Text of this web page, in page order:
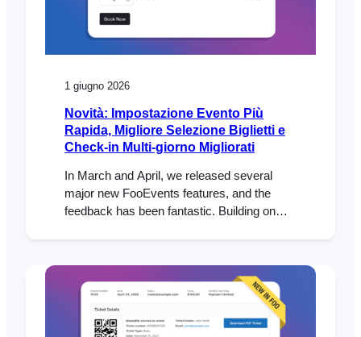
1 giugno 2026
Novità: Impostazione Evento Più
Rapida, Migliore Selezione Biglietti e
Check-in Multi-giorno Migliorati
In March and April, we released several
major new FooEvents features, and the
feedback has been fantastic. Building on
FooEvents customers have been asking for.
New Table Variation Layout Option We’ve
added a new table variation display option
that shows WooCommerce variations in…